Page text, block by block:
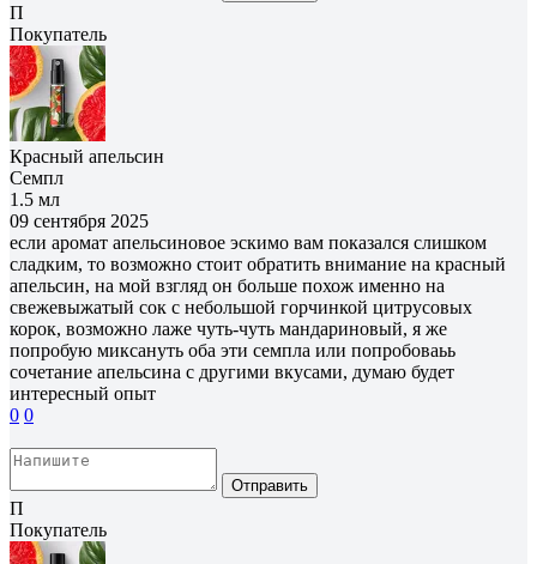
П
Покупатель
Красный апельсин
Семпл
1.5 мл
09 сентября 2025
если аромат апельсиновое эскимо вам показался слишком
сладким, то возможно стоит обратить внимание на красный
апельсин, на мой взгляд он больше похож именно на
свежевыжатый сок с небольшой горчинкой цитрусовых
корок, возможно лаже чуть-чуть мандариновый, я же
попробую миксануть оба эти семпла или попробоваьь
сочетание апельсина с другими вкусами, думаю будет
интересный опыт
0 0
Отправить
П
Покупатель